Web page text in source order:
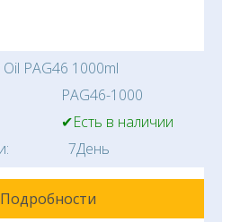
PAG46 1000ml
PAG46-1000
✔Есть в наличии
7День
Подробности